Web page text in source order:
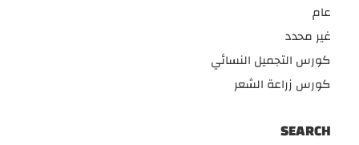
عام
غير محدد
كورس التجميل النسائي
كورس زراعة الشعر
SEARCH